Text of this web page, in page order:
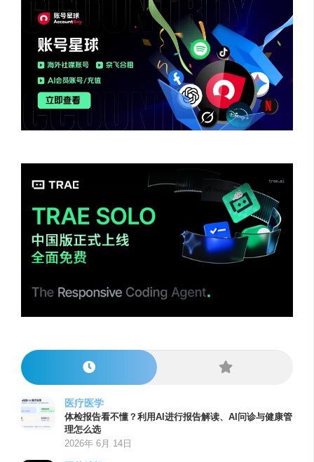
医疗医学
体检报告看不懂？利用AI进行报告解读、AI问诊与健康管
理怎么选
2026年 6月 14日